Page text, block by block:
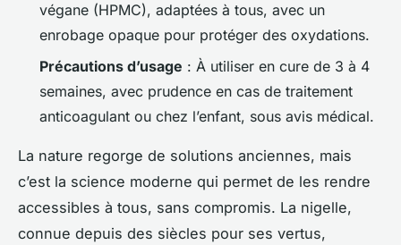
végane (HPMC), adaptées à tous, avec un
enrobage opaque pour protéger des oxydations.
Précautions d’usage : À utiliser en cure de 3 à 4
semaines, avec prudence en cas de traitement
anticoagulant ou chez l’enfant, sous avis médical.
La nature regorge de solutions anciennes, mais
c’est la science moderne qui permet de les rendre
accessibles à tous, sans compromis. La nigelle,
connue depuis des siècles pour ses vertus,